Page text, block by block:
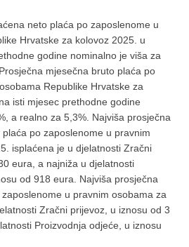
neto plaća po zaposlenome u
Hrvatske za kolovoz 2025. u
godine nominalno je viša za
mjesečna bruto plaća po
Republike Hrvatske za
isti mjesec prethodne godine
a realno za 5,3%. Najviša prosječna
po zaposlenome u pravnim
isplaćena je u djelatnosti Zračni
eura, a najniža u djelatnosti
od 918 eura. Najviša prosječna
u pravnim osobama za
Zračni prijevoz, u iznosu od 3
Proizvodnja odjeće, u iznosu